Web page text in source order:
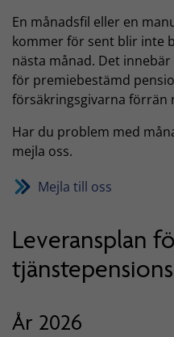
En månadsfil eller en
kommer för sent blir inte
nästa månad. Det
för premiebestämd
försäkringsgivarna förrän
Har du problem med
mejla oss.
Mejla till oss
Leveransplan
År 2026